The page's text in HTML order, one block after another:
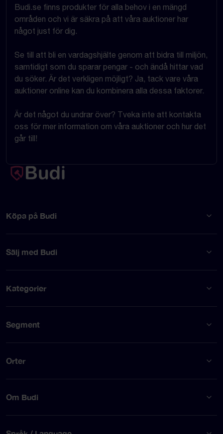
Budi.se finns produkter för alla behov i en mängd
områden och vi är säkra på att våra auktioner har
något just för dig.
Se till att bli en vardagshjälte genom att bidra till miljön,
samtidigt som du sparar pengar - och ändå hittar vad
du söker. Är det verkligen möjligt? Ja, tack vare våra
auktioner online kan du kombinera alla dessa faktorer.
Är det något du undrar över? Tveka inte att kontakta
oss för mer information om våra auktioner och hur det
går till!
Köpa på Budi
Sälj med Budi
Kategorier
Segment
Orter
Om Budi